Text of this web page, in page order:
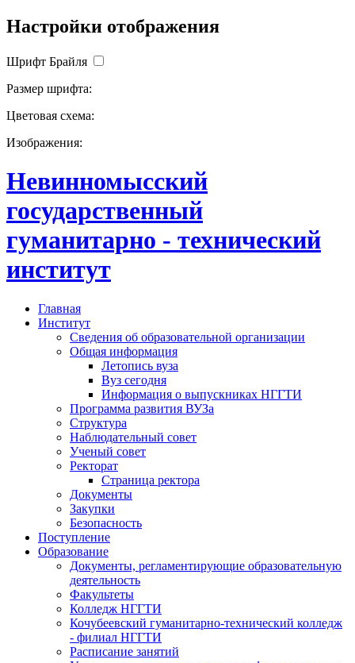
Настройки отображения
Шрифт Брайля
Размер шрифта:
Цветовая схема:
Изображения:
Невинномысский
государственный
гуманитарно - технический
институт
Главная
Институт
Сведения об образовательной организации
Общая информация
Летопись вуза
Вуз сегодня
Информация о выпускниках НГГТИ
Программа развития ВУЗа
Структура
Наблюдательный совет
Ученый совет
Ректорат
Страница ректора
Документы
Закупки
Безопасность
Поступление
Образование
Документы, регламентирующие образовательную
деятельность
Факультеты
Колледж НГГТИ
Кочубеевский гуманитарно-технический колледж
- филиал НГГТИ
Расписание занятий